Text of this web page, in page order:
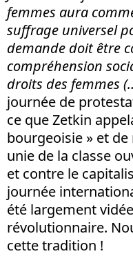
femmes aura
suffrage universel
demande doit être
compréhension
droits des femmes
journée de
ce que Zetkin
bourgeoisie » et
unie de la classe
et contre le
journée
été largement
révolutionnaire.
cette tradition !